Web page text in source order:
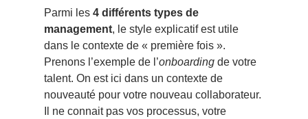
Parmi les 4 différents types de
management, le style explicatif est utile
dans le contexte de « première fois ».
Prenons l’exemple de l’onboarding de votre
talent. On est ici dans un contexte de
nouveauté pour votre nouveau collaborateur.
Il ne connait pas vos processus, votre